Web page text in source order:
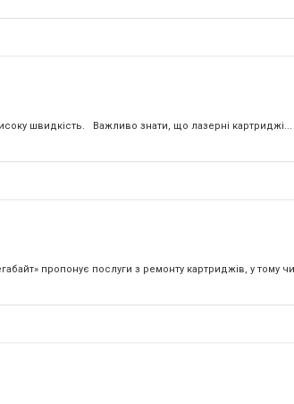
швидкість. Важливо знати, що лазерні картриджі...
пропонує послуги з ремонту картриджів, у тому